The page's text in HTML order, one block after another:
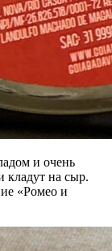
и очень
кладут на сыр.
«Ромео и